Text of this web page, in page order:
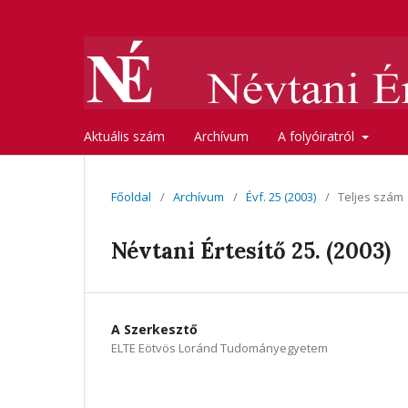
Aktuális szám Archívum A folyóiratról
Főoldal / Archívum / Évf. 25 (2003) / Teljes szám
Névtani Értesítő 25. (2003)
A Szerkesztő
ELTE Eötvös Loránd Tudományegyetem